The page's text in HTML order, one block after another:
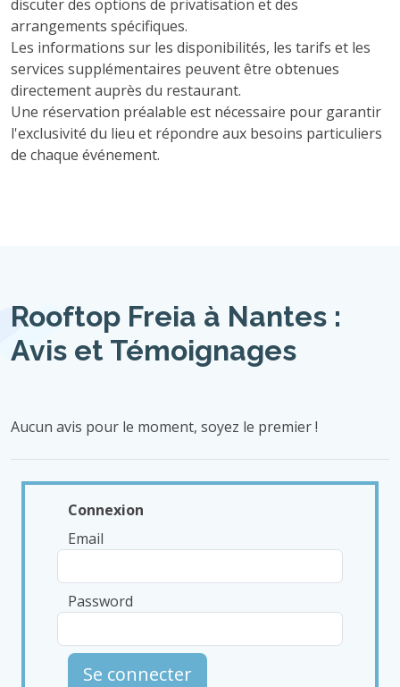
discuter des options de privatisation et des
arrangements spécifiques.
Les informations sur les disponibilités, les tarifs et les
services supplémentaires peuvent être obtenues
directement auprès du restaurant.
Une réservation préalable est nécessaire pour garantir
l'exclusivité du lieu et répondre aux besoins particuliers
de chaque événement.
Rooftop Freia à Nantes :
Avis et Témoignages
Aucun avis pour le moment, soyez le premier !
Connexion
Email
Password
Se connecter